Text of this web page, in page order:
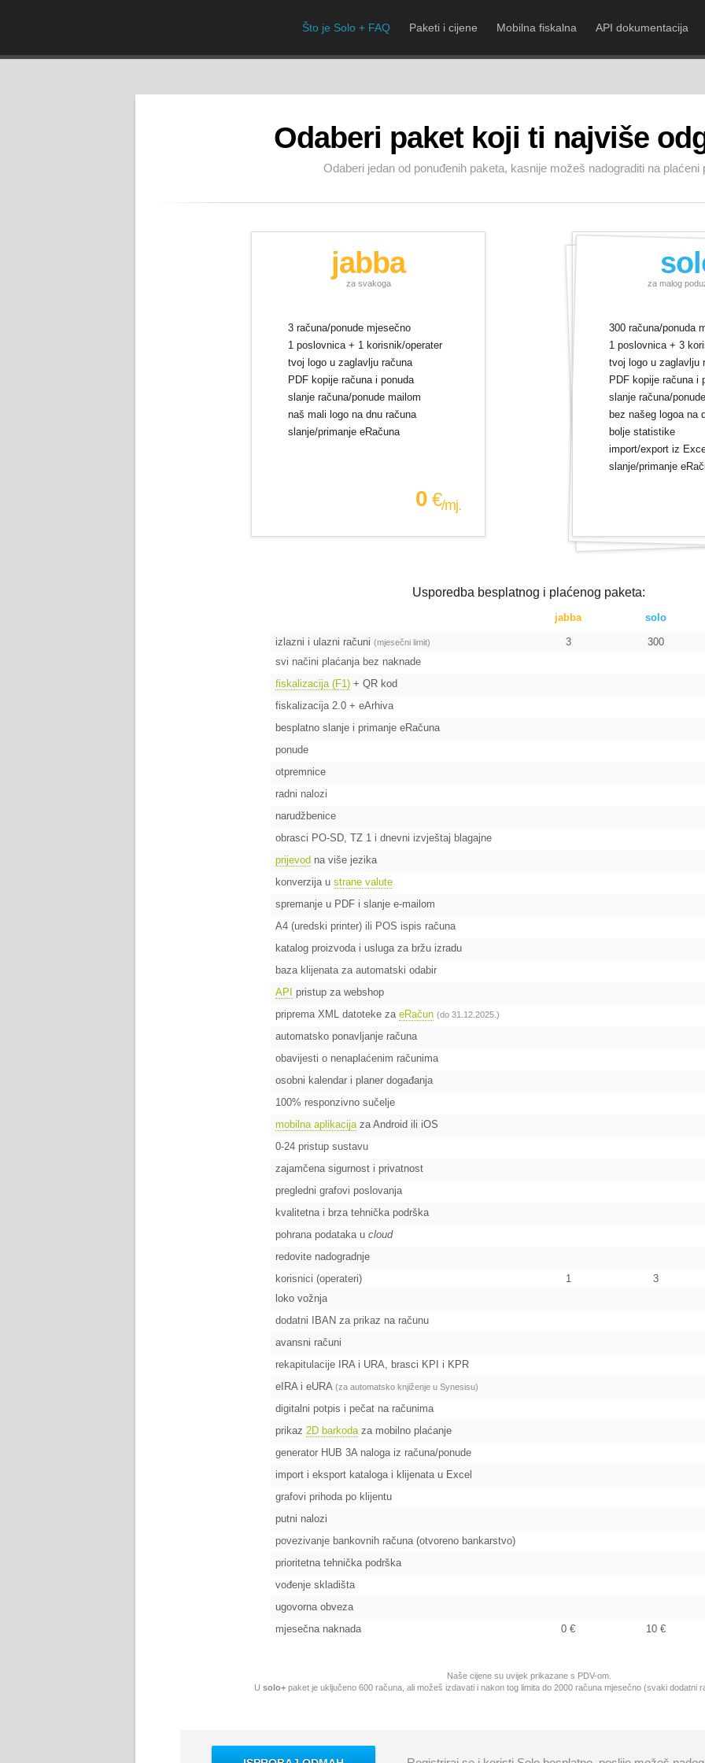
Što je Solo + FAQ Paketi i cijene Mobilna fiskalna API dokumentacija
Odaberi paket koji ti najviše
Odaberi jedan od ponuđenih paketa, kasnije možeš nadograditi na plaćeni
jabba
za svakoga
3 računa/ponude mjesečno
1 poslovnica + 1 korisnik/operater
tvoj logo u zaglavlju računa
PDF kopije računa i ponuda
slanje računa/ponude mailom
naš mali logo na dnu računa
slanje/primanje eRačuna
0 €/mj.
za malog
300 računa/ponuda
1 poslovnica + 3
tvoj logo u zaglavlju
PDF kopije računa i
slanje računa/
bez našeg logoa na
bolje statistike
import/export iz
slanje/primanje
Usporedba besplatnog i plaćenog paketa:
jabba solo
izlazni i ulazni računi (mjesečni limit) 3
300
svi načini plaćanja bez naknade
fiskalizacija (F1) + QR kod
fiskalizacija 2.0 + eArhiva
besplatno slanje i primanje eRačuna
ponude
otpremnice
radni nalozi
narudžbenice
obrasci PO-SD, TZ 1 i dnevni izvještaj blagajne
prijevod na više jezika
konverzija u strane valute
spremanje u PDF i slanje e-mailom
A4 (uredski printer) ili POS ispis računa
katalog proizvoda i usluga za bržu izradu
baza klijenata za automatski odabir
API
pristup za webshop
priprema XML datoteke za eRačun (do 31.12.2025.)
automatsko ponavljanje računa
obavijesti o nenaplaćenim računima
osobni kalendar i planer događanja
100% responzivno sučelje
mobilna aplikacijaza Android ili iOS
0-24 pristup sustavu
zajamčena sigurnost i privatnost
pregledni grafovi poslovanja
kvalitetna i brza tehnička podrška
pohrana podataka u cloud
redovite nadogradnje
korisnici (operateri)
1
3
loko vožnja
dodatni IBAN za prikaz na računu
avansni računi
rekapitulacije IRA i URA, brasci KPI i KPR
eIRA i eURA (za automatsko knjiženje u Synesisu)
digitalni potpis i pečat na računima
prikaz 2D barkodaza mobilno plaćanje
generator HUB 3A naloga iz računa/ponude
import i eksport kataloga i klijenata u Excel
grafovi prihoda po klijentu
putni nalozi
povezivanje bankovnih računa (otvoreno bankarstvo)
prioritetna tehnička podrška
vođenje skladišta
ugovorna obveza
mjesečna naknada
0 € 10 €
Naše cijene su uvijek prikazane s PDV-om.
U solo+ paket je uključeno 600 računa, ali možeš izdavati i nakon tog limita do 2000 računa mjesečno (svaki dodatni